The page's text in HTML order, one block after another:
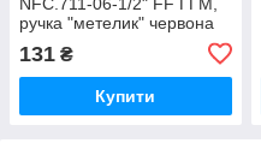
ручка "метелик" червона
131 ₴
Купити